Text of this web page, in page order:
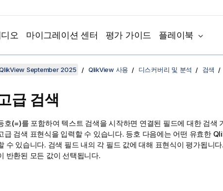
오 마이그레이션 센터 평가 가이드 플레이북
September 2025 QlikView 사용 디스커버리 및 분석 검색
급 검색
호(=)를 포함하여 텍스트 검색을 시작하면 연결된 필드에 대한 검색
급 검색 표현식을 입력할 수 있습니다. 등호 다음에는 어떤 유효한
수 있습니다. 검색 필드 내의 각 필드 값에 대해 표현식이 평가됩니
반환된 모든 값이 선택됩니다.